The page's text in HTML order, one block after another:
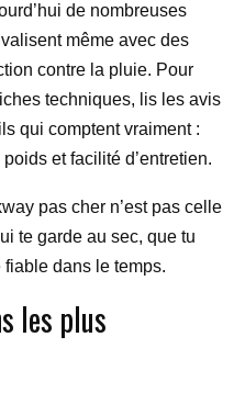
de nombreuses
même avec des
contre la pluie. Pour
techniques, lis les avis
qui comptent vraiment :
et facilité d’entretien.
pas cher n’est pas celle
te garde au sec, que tu
dans le temps.
les plus